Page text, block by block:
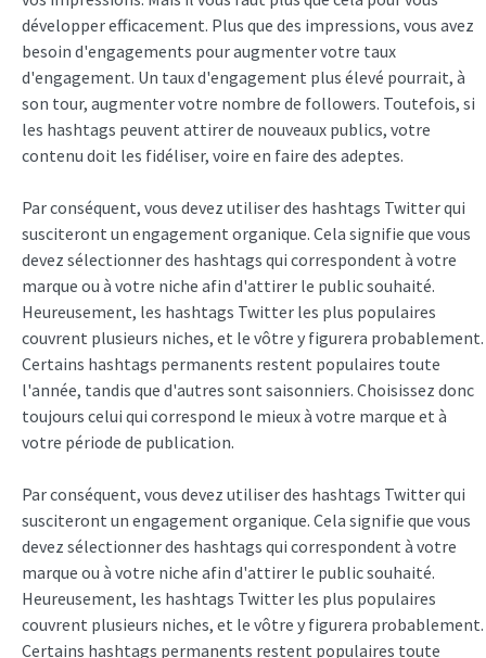
développer efficacement. Plus que des impressions, vous avez
besoin d'engagements pour augmenter votre taux
d'engagement. Un taux d'engagement plus élevé pourrait, à
son tour, augmenter votre nombre de followers. Toutefois, si
les hashtags peuvent attirer de nouveaux publics, votre
contenu doit les fidéliser, voire en faire des adeptes.
Par conséquent, vous devez utiliser des hashtags Twitter qui
susciteront un engagement organique. Cela signifie que vous
devez sélectionner des hashtags qui correspondent à votre
marque ou à votre niche afin d'attirer le public souhaité.
Heureusement, les hashtags Twitter les plus populaires
couvrent plusieurs niches, et le vôtre y figurera probablement.
Certains hashtags permanents restent populaires toute
l'année, tandis que d'autres sont saisonniers. Choisissez donc
toujours celui qui correspond le mieux à votre marque et à
votre période de publication.
Par conséquent, vous devez utiliser des hashtags Twitter qui
susciteront un engagement organique. Cela signifie que vous
devez sélectionner des hashtags qui correspondent à votre
marque ou à votre niche afin d'attirer le public souhaité.
Heureusement, les hashtags Twitter les plus populaires
couvrent plusieurs niches, et le vôtre y figurera probablement.
Certains hashtags permanents restent populaires toute